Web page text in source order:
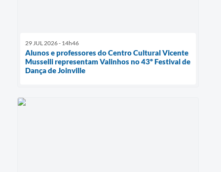
29 JUL 2026 - 14h46
Alunos e professores do Centro Cultural Vicente
Musselli representam Valinhos no 43º Festival de
Dança de Joinville